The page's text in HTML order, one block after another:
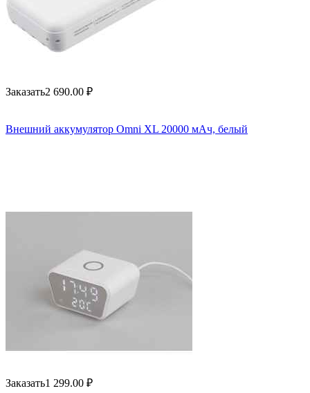
Заказать2 690.00 ₽
Внешний аккумулятор Omni XL 20000 мАч, белый
Заказать1 299.00 ₽